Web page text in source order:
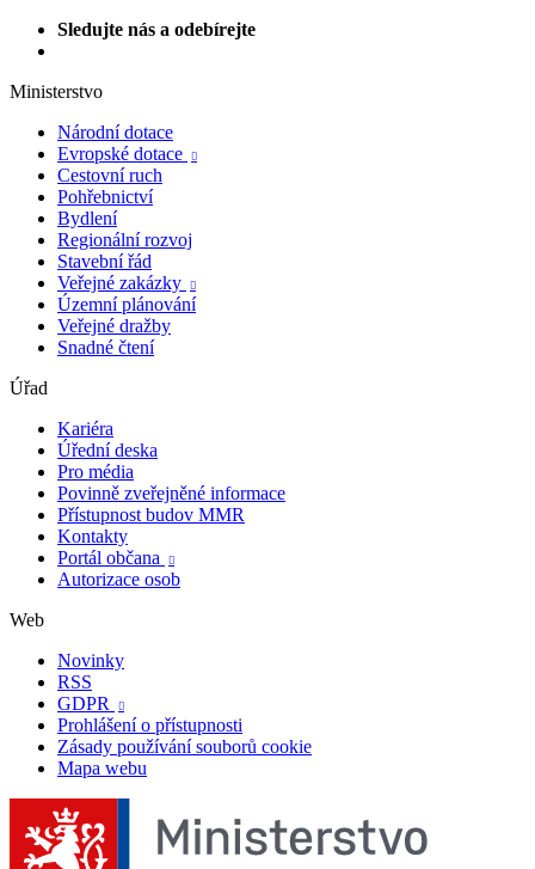
Sledujte nás a odebírejte
Ministerstvo
Národní dotace
Evropské dotace

Cestovní ruch
Pohřebnictví
Bydlení
Regionální rozvoj
Stavební řád
Veřejné zakázky

Územní plánování
Veřejné dražby
Snadné čtení
Úřad
Kariéra
Úřední deska
Pro média
Povinně zveřejněné informace
Přístupnost budov MMR
Kontakty
Portál občana

Autorizace osob
Web
Novinky
RSS
GDPR

Prohlášení o přístupnosti
Zásady používání souborů cookie
Mapa webu